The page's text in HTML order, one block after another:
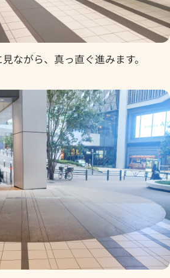
ながら、真っ直ぐ進みます。